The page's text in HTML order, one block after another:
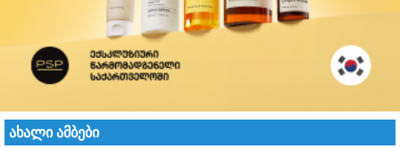
ახალი ამბები